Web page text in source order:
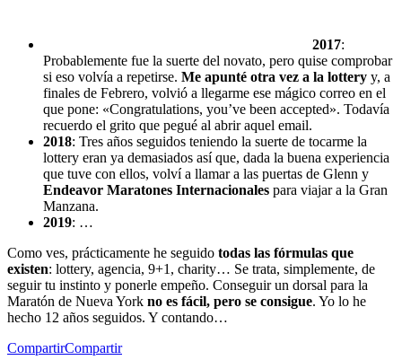
2017:
Probablemente fue la suerte del novato, pero quise comprobar
si eso volvía a repetirse. Me apunté otra vez a la lottery y, a
finales de Febrero, volvió a llegarme ese mágico correo en el
que pone: «Congratulations, you’ve been accepted». Todavía
recuerdo el grito que pegué al abrir aquel email.
2018: Tres años seguidos teniendo la suerte de tocarme la
lottery eran ya demasiados así que, dada la buena experiencia
que tuve con ellos, volví a llamar a las puertas de Glenn y
Endeavor Maratones Internacionales para viajar a la Gran
Manzana.
2019: …
Como ves, prácticamente he seguido todas las fórmulas que
existen: lottery, agencia, 9+1, charity… Se trata, simplemente, de
seguir tu instinto y ponerle empeño. Conseguir un dorsal para la
Maratón de Nueva York no es fácil, pero se consigue. Yo lo he
hecho 12 años seguidos. Y contando…
CompartirCompartir